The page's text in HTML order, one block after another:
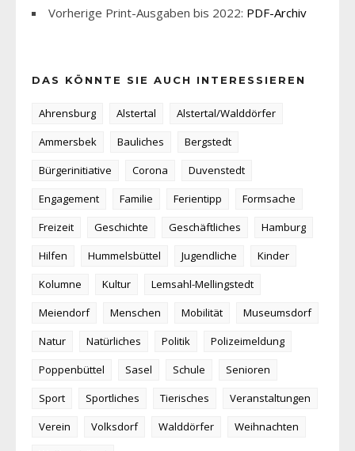
Vorherige Print-Ausgaben bis 2022: PDF-Archiv
DAS KÖNNTE SIE AUCH INTERESSIEREN
Ahrensburg Alstertal
Alstertal/Walddörfer
Ammersbek
Bauliches
Bergstedt
Bürgerinitiative
Corona
Duvenstedt
Engagement
Familie Ferientipp
Formsache
Freizeit
Geschichte Geschäftliches
Hamburg
Hilfen
Hummelsbüttel Jugendliche
Kinder
Kolumne
Kultur
Lemsahl-Mellingstedt
Meiendorf
Menschen Mobilität
Museumsdorf
Natur
Natürliches Politik
Polizeimeldung
Poppenbüttel
Sasel Schule
Senioren
Sport
Sportliches Tierisches
Veranstaltungen
Verein
Volksdorf Walddörfer
Weihnachten